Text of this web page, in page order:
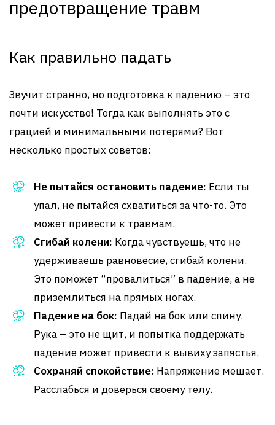
предотвращение травм
Как правильно падать
Звучит странно, но подготовка к падению – это
почти искусство! Тогда как выполнять это с
грацией и минимальными потерями? Вот
несколько простых советов:
Не пытайся остановить падение: Если ты
упал, не пытайся схватиться за что-то. Это
может привести к травмам.
Сгибай колени: Когда чувствуешь, что не
удерживаешь равновесие, сгибай колени.
Это поможет “провалиться” в падение, а не
приземлиться на прямых ногах.
Падение на бок: Падай на бок или спину.
Рука – это не щит, и попытка поддержать
падение может привести к вывиху запястья.
Сохраняй спокойствие: Напряжение мешает.
Расслабься и доверься своему телу.